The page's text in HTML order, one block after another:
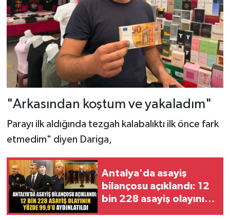
"Arkasından koştum ve yakaladım"
Parayı ilk aldığında tezgah kalabalıktı ilk önce fark
etmedim" diyen Dariga,
Antalya'da asayiş
bilançosu açıklandı: 12
bin 228 asayiş olayının